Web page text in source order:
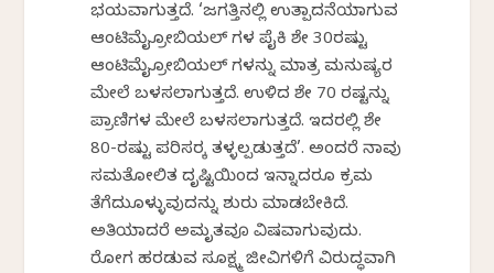
ಭಯವಾಗುತ್ತದೆ. ‘ಜಗತ್ತಿನಲ್ಲಿ ಉತ್ಪಾದನೆಯಾಗುವ
ಆಂಟಿಮೈಕ್ರೋಬಿಯಲ್ ಗಳ ಪೈಕಿ ಶೇ 30ರಷ್ಟು
ಆಂಟಿಮೈಕ್ರೋಬಿಯಲ್ ಗಳನ್ನು ಮಾತ್ರ ಮನುಷ್ಯರ
ಮೇಲೆ ಬಳಸಲಾಗುತ್ತದೆ. ಉಳಿದ ಶೇ 70 ರಷ್ಟನ್ನು
ಪ್ರಾಣಿಗಳ ಮೇಲೆ ಬಳಸಲಾಗುತ್ತದೆ. ಇದರಲ್ಲಿ ಶೇ
80-ರಷ್ಟು ಪರಿಸರಕ್ಕೆ ತಳ್ಳಲ್ಪಡುತ್ತದೆ’. ಅಂದರೆ ನಾವು
ಸಮತೋಲಿತ ದೃಷ್ಟಿಯಿಂದ ಇನ್ನಾದರೂ ಕ್ರಮ
ತೆಗೆದುಕೊಳ್ಳುವುದನ್ನು ಶುರು ಮಾಡಬೇಕಿದೆ.
ಅತಿಯಾದರೆ ಅಮೃತವೂ ವಿಷವಾಗುವುದು.
ರೋಗ ಹರಡುವ ಸೂಕ್ಷ್ಮ ಜೀವಿಗಳಿಗೆ ವಿರುದ್ಧವಾಗಿ